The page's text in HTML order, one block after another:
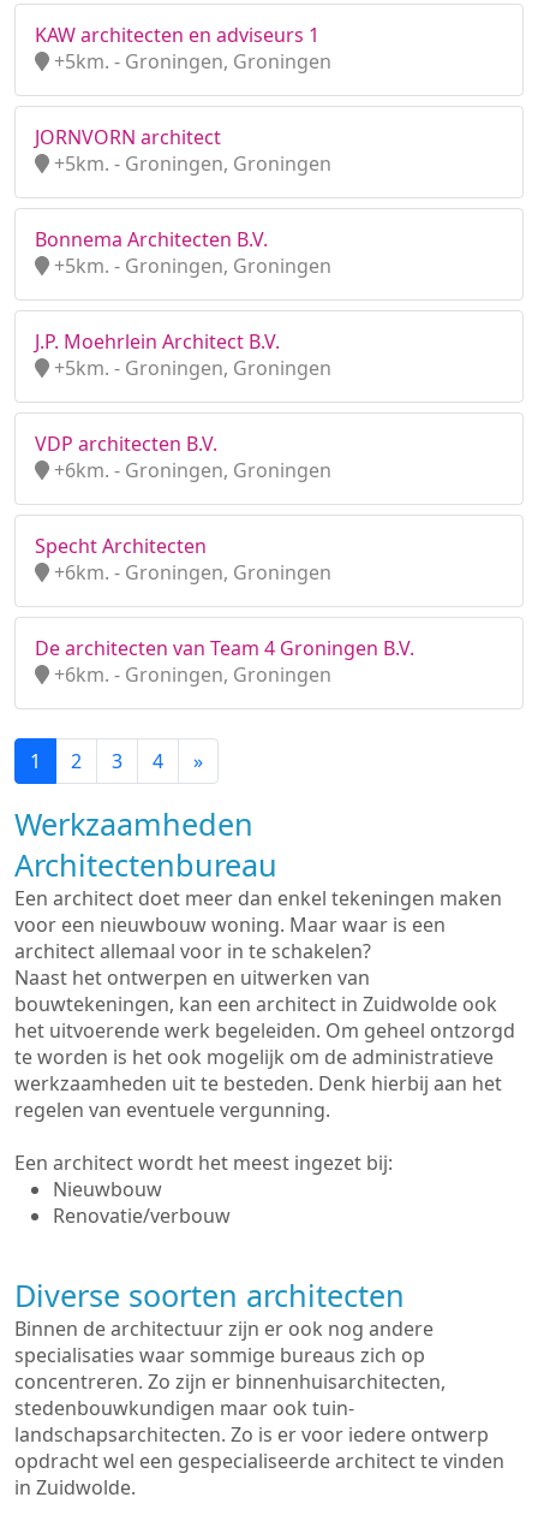
KAW architecten en adviseurs 1
+5km. - Groningen, Groningen
JORNVORN architect
+5km. - Groningen, Groningen
Bonnema Architecten B.V.
+5km. - Groningen, Groningen
J.P. Moehrlein Architect B.V.
+5km. - Groningen, Groningen
VDP architecten B.V.
+6km. - Groningen, Groningen
Specht Architecten
+6km. - Groningen, Groningen
De architecten van Team 4 Groningen B.V.
+6km. - Groningen, Groningen
1 2 3 4 »
Werkzaamheden
Architectenbureau
Een architect doet meer dan enkel tekeningen maken
voor een nieuwbouw woning. Maar waar is een
architect allemaal voor in te schakelen?
Naast het ontwerpen en uitwerken van
bouwtekeningen, kan een architect in Zuidwolde ook
het uitvoerende werk begeleiden. Om geheel ontzorgd
te worden is het ook mogelijk om de administratieve
werkzaamheden uit te besteden. Denk hierbij aan het
regelen van eventuele vergunning.
Een architect wordt het meest ingezet bij:
Nieuwbouw
Renovatie/verbouw
Diverse soorten architecten
Binnen de architectuur zijn er ook nog andere
specialisaties waar sommige bureaus zich op
concentreren. Zo zijn er binnenhuisarchitecten,
stedenbouwkundigen maar ook tuin-
landschapsarchitecten. Zo is er voor iedere ontwerp
opdracht wel een gespecialiseerde architect te vinden
in Zuidwolde.